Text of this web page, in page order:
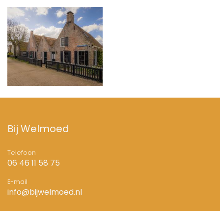
Bij Welmoed
Telefoon
06 46 11 58 75
E-mail
info@bijwelmoed.nl